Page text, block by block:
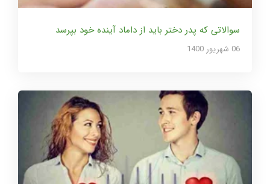
سوالاتی که پدر دختر باید از داماد آینده خود بپرسد
06 شهریور 1400